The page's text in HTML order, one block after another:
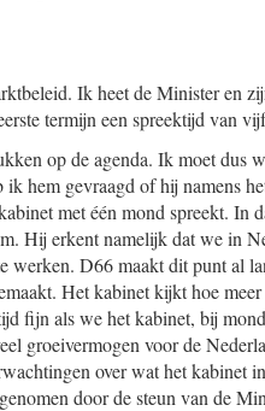
Ik heet de Minister en
termijn een spreektijd van
op de agenda. Ik moet dus
hem gevraagd of hij namens
met één mond spreekt. In
Hij erkent namelijk dat we in
werken. D66 maakt dit punt al
Het kabinet kijkt hoe
fijn als we het kabinet, bij
groeivermogen voor de
over wat het kabinet
door de steun van de